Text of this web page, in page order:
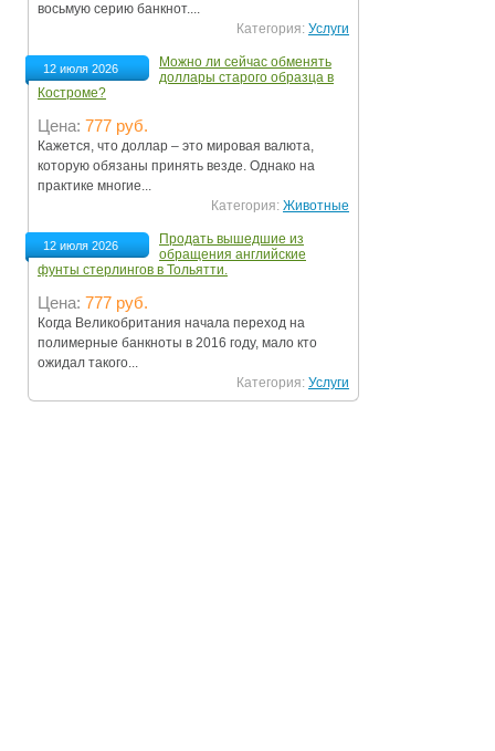
восьмую серию банкнот....
Категория: Услуги
12 июля 2026
Можно ли сейчас обменять
доллары старого образца в
Костроме?
Цена: 777 руб.
Кажется, что доллар – это мировая валюта,
которую обязаны принять везде. Однако на
практике многие...
Категория: Животные
12 июля 2026
Продать вышедшие из
обращения английские
фунты стерлингов в Тольятти.
Цена: 777 руб.
Когда Великобритания начала переход на
полимерные банкноты в 2016 году, мало кто
ожидал такого...
Категория: Услуги